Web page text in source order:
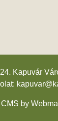
Kapuvár
by